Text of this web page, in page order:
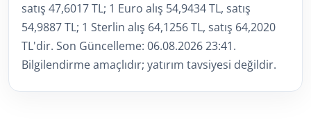
satış 47,6017 TL; 1 Euro alış 54,9434 TL, satış
54,9887 TL; 1 Sterlin alış 64,1256 TL, satış 64,2020
TL'dir. Son Güncelleme: 06.08.2026 23:41.
Bilgilendirme amaçlıdır; yatırım tavsiyesi değildir.